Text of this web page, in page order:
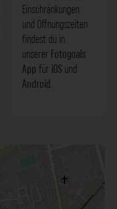
Einschränkungen
und Öffnungszeiten
findest du in
unserer Fotogoals
App für iOS und
Android.